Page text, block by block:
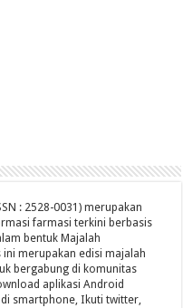
: 2528-0031) merupakan
farmasi terkini berbasis
bentuk Majalah
ini merupakan edisi majalah
bergabung di komunitas
aplikasi Android
di smartphone, Ikuti twitter,